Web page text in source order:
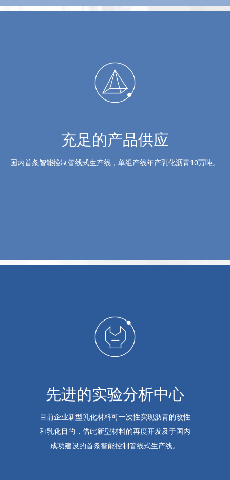
充足的产品供应
国内首条智能控制管线式生产线，单组产线年产乳化沥青10万吨。
先进的实验分析中心
目前企业新型乳化材料可一次性实现沥青的改性
和乳化目的，借此新型材料的再度开发及于国内
成功建设的首条智能控制管线式生产线。